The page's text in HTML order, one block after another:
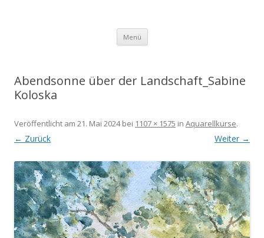
Menü Zum Inhalt springen
Abendsonne über der Landschaft_Sabine
Koloska
Veröffentlicht am 21. Mai 2024bei 1107 × 1575 in Aquarellkurse.
← Zurück Weiter →